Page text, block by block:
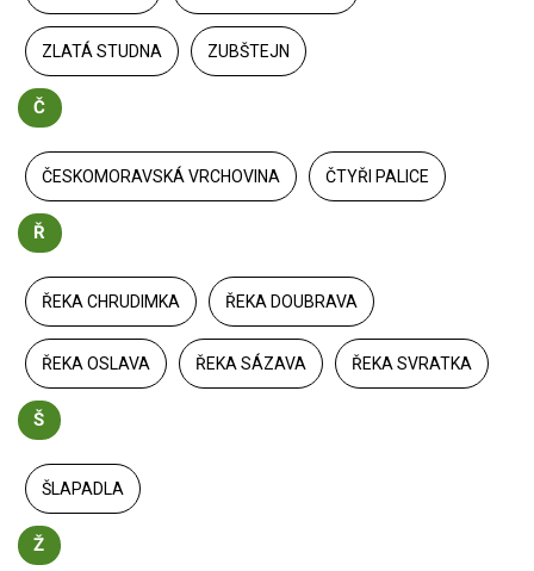
ZLATÁ STUDNA ZUBŠTEJN
Č
ČESKOMORAVSKÁ VRCHOVINA ČTYŘI PALICE
Ř
ŘEKA CHRUDIMKA ŘEKA DOUBRAVA
ŘEKA OSLAVA ŘEKA SÁZAVA ŘEKA SVRATKA
Š
ŠLAPADLA
Ž